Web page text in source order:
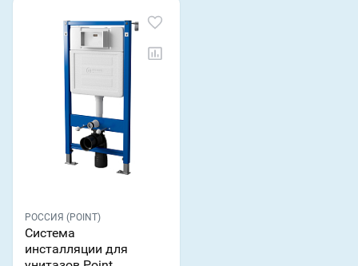
РОССИЯ (POINT)
Система
инсталляции для